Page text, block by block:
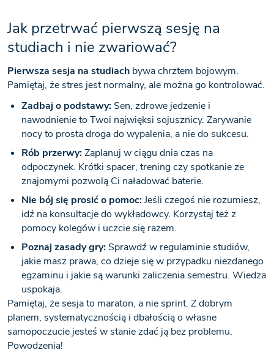
Jak przetrwać pierwszą sesję na
studiach i nie zwariować?
Pierwsza sesja na studiachbywa chrztem bojowym.
Pamiętaj, że stres jest normalny, ale można go kontrolować.
Zadbaj o podstawy: Sen, zdrowe jedzenie i
nawodnienie to Twoi najwięksi sojusznicy. Zarywanie
nocy to prosta droga do wypalenia, a nie do sukcesu.
Rób przerwy:Zaplanuj w ciągu dnia czas na
odpoczynek. Krótki spacer, trening czy spotkanie ze
znajomymi pozwolą Ci naładować baterie.
Nie bój się prosić o pomoc:Jeśli czegoś nie rozumiesz,
idź na konsultacje do wykładowcy. Korzystaj też z
pomocy kolegów i uczcie się razem.
Poznaj zasady gry: Sprawdź w regulaminie studiów,
jakie masz prawa, co dzieje się w przypadku niezdanego
egzaminu i jakie są warunki zaliczenia semestru. Wiedza
uspokaja.
Pamiętaj, że sesja to maraton, a nie sprint. Z dobrym
planem, systematycznością i dbałością o własne
samopoczucie jesteś w stanie zdać ją bez problemu.
Powodzenia!